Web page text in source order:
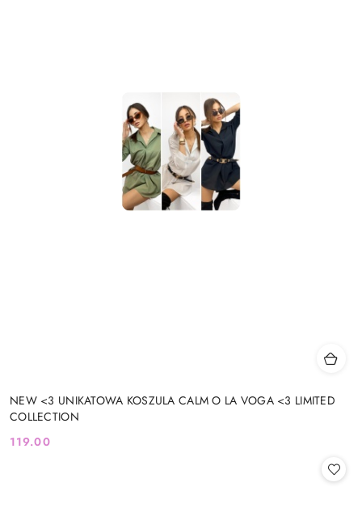
NEW <3 UNIKATOWA KOSZULA CALM O LA VOGA <3 LIMITED
COLLECTION
Cena:
119.00